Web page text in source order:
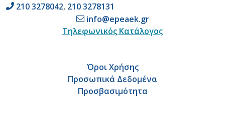
210 3278042, 210 3278131
info@epeaek.gr
Τηλεφωνικός Κατάλογος
Όροι Χρήσης
Προσωπικά Δεδομένα
Προσβασιμότητα